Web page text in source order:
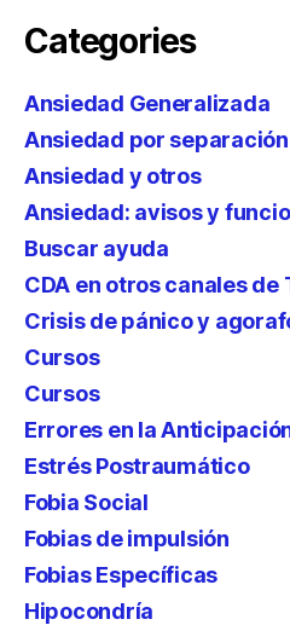
Categories
Ansiedad Generalizada
Ansiedad por separación
Ansiedad y otros
Ansiedad: avisos y
Buscar ayuda
CDA en otros canales de
Crisis de pánico y
Cursos
Cursos
Errores en la
Estrés Postraumático
Fobia Social
Fobias de impulsión
Fobias Específicas
Hipocondría